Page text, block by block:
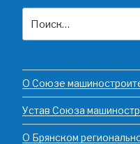
О Союзе
Устав Союза
О Брянском